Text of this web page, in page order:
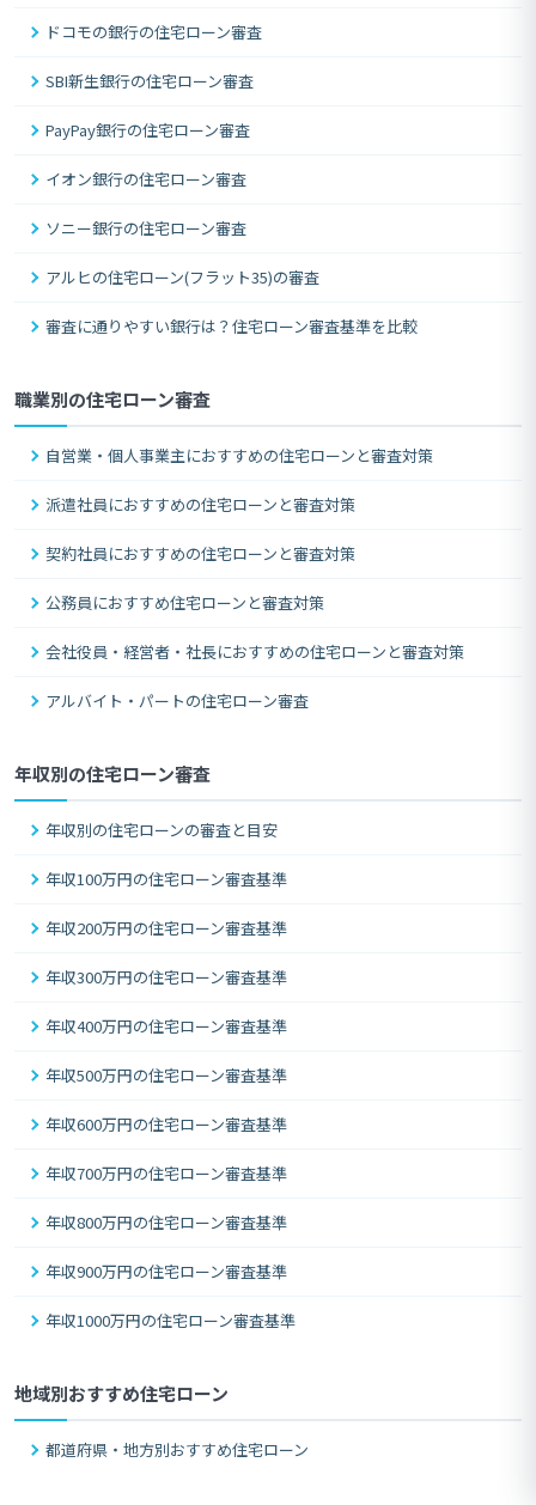
ドコモの銀行の住宅ローン審査
SBI新生銀行の住宅ローン審査
PayPay銀行の住宅ローン審査
イオン銀行の住宅ローン審査
ソニー銀行の住宅ローン審査
アルヒの住宅ローン(フラット35)の審査
審査に通りやすい銀行は？住宅ローン審査基準を比較
職業別の住宅ローン審査
自営業・個人事業主におすすめの住宅ローンと審査対策
派遣社員におすすめの住宅ローンと審査対策
契約社員におすすめの住宅ローンと審査対策
公務員におすすめ住宅ローンと審査対策
会社役員・経営者・社長におすすめの住宅ローンと審査対策
アルバイト・パートの住宅ローン審査
年収別の住宅ローン審査
年収別の住宅ローンの審査と目安
年収100万円の住宅ローン審査基準
年収200万円の住宅ローン審査基準
年収300万円の住宅ローン審査基準
年収400万円の住宅ローン審査基準
年収500万円の住宅ローン審査基準
年収600万円の住宅ローン審査基準
年収700万円の住宅ローン審査基準
年収800万円の住宅ローン審査基準
年収900万円の住宅ローン審査基準
年収1000万円の住宅ローン審査基準
地域別おすすめ住宅ローン
都道府県・地方別おすすめ住宅ローン